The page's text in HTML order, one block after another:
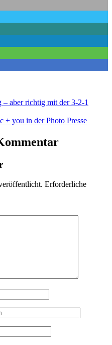
– aber richtig mit der 3-2-1
+ you in der Photo Presse
Erforderliche